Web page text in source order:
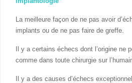
La meilleure façon de ne pas avoir
implants ou de ne pas faire de greffe.
Il y a certains échecs dont l’origine ne
comme dans toute chirurgie sur
Il y a des causes d’échecs